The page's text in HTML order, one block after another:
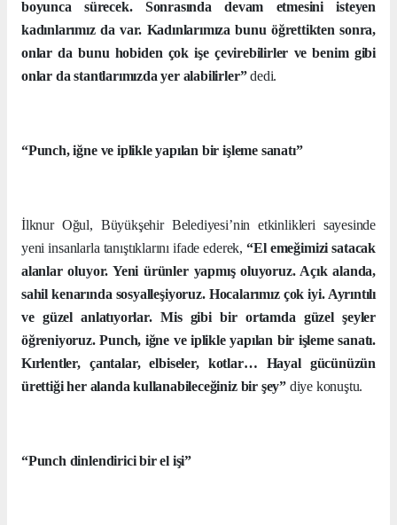
boyunca sürecek. Sonrasında devam etmesini isteyen
kadınlarımız da var. Kadınlarımıza bunu öğrettikten sonra,
onlar da bunu hobiden çok işe çevirebilirler ve benim gibi
onlar da stantlarımızda yer alabilirler”dedi.
“Punch, iğne ve iplikle yapılan bir işleme sanatı”
İlknur Oğul, Büyükşehir Belediyesi’nin etkinlikleri sayesinde
yeni insanlarla tanıştıklarını ifade ederek,“El emeğimizi satacak
alanlar oluyor. Yeni ürünler yapmış oluyoruz. Açık alanda,
sahil kenarında sosyalleşiyoruz. Hocalarımız çok iyi. Ayrıntılı
ve güzel anlatıyorlar. Mis gibi bir ortamda güzel şeyler
öğreniyoruz. Punch, iğne ve iplikle yapılan bir işleme sanatı.
Kırlentler, çantalar, elbiseler, kotlar… Hayal gücünüzün
ürettiği her alanda kullanabileceğiniz bir şey”diye konuştu.
“Punch dinlendirici bir el işi”